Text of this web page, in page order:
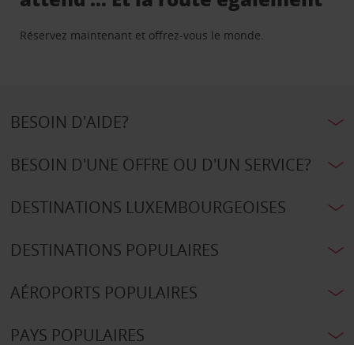
Réservez maintenant et offrez-vous le monde.
BESOIN D'AIDE?
BESOIN D'UNE OFFRE OU D'UN SERVICE?
DESTINATIONS LUXEMBOURGEOISES
DESTINATIONS POPULAIRES
AÉROPORTS POPULAIRES
PAYS POPULAIRES